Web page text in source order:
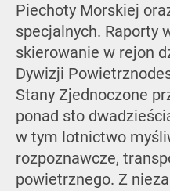
Piechoty Morskiej
specjalnych. Raporty
skierowanie w rejon
Dywizji
Stany Zjednoczone
ponad sto
w tym lotnictwo
rozpoznawcze,
powietrznego. Z